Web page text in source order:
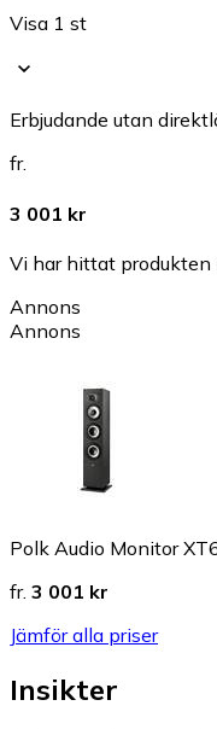
Visa 1 st
Erbjudande utan
fr.
3 001 kr
Vi har hittat produkten
Annons
Annons
Polk Audio Monitor
fr. 3 001 kr
Jämför alla priser
Insikter